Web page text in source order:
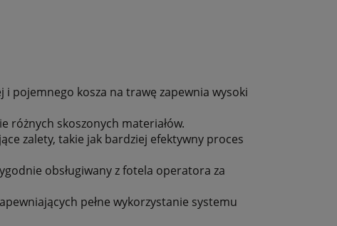
i pojemnego kosza na trawę zapewnia wysoki
różnych skoszonych materiałów.
zalety, takie jak bardziej efektywny proces
obsługiwany z fotela operatora za
pełne wykorzystanie systemu